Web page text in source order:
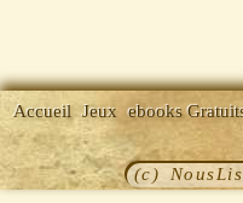
Accueil Jeux ebooks
(c)